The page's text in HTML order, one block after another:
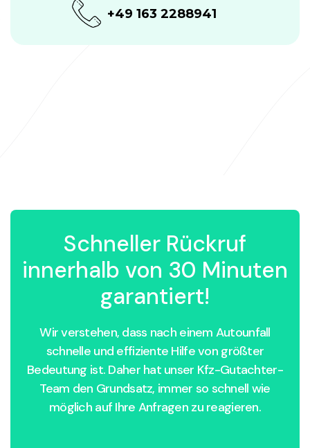
+49 163 2288941
Schneller Rückruf
innerhalb von 30 Minuten
garantiert!
Wir verstehen, dass nach einem Autounfall
schnelle und effiziente Hilfe von größter
Bedeutung ist. Daher hat unser Kfz-Gutachter-
Team den Grundsatz, immer so schnell wie
möglich auf Ihre Anfragen zu reagieren.